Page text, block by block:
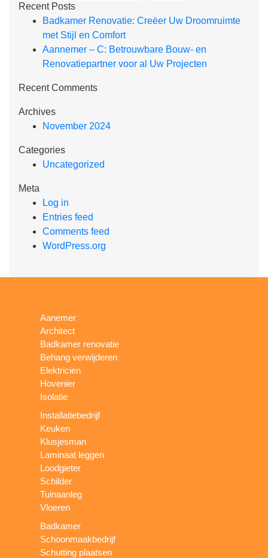
Recent Posts
Badkamer Renovatie: Creëer Uw Droomruimte
met Stijl en Comfort
Aannemer – C: Betrouwbare Bouw- en
Renovatiepartner voor al Uw Projecten
Recent Comments
Archives
November 2024
Categories
Uncategorized
Meta
Log in
Entries feed
Comments feed
WordPress.org
Aanemer
Architect
Badkamer renovatie
Behang verwijderen
Elektricien
Hovenier
Isolatie
Installatiebedrijf
Keuken
Klusjesman
Laminaat leggen
Loodgieter
Schilder
Tuinaanleg
Vloeren
Badkamer
Schoonmaakbedrijf
Schutting plaatsen